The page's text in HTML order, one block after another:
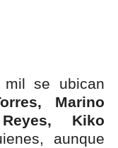
se ubican
Marino
Kiko
aunque